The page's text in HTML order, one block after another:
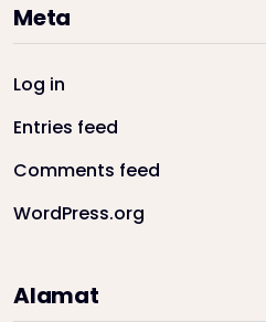
Meta
Log in
Entries feed
Comments feed
WordPress.org
Alamat